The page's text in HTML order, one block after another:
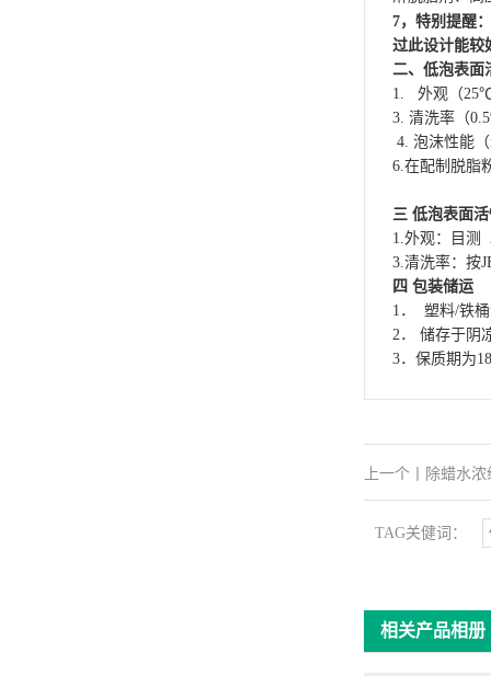
7，特别提醒
过此设计能较
二、 低泡表面
1. 外观（25℃
3. 清洗率（
4. 泡沫性能
6.在配制脱脂
三 低泡表面
1.外观：目测
3.清洗率：按
四 包装储运
1． 塑料/铁
2． 储存于阴
3．保质期为
上一个 除蜡水浓
TAG关健词：
相关产品相册